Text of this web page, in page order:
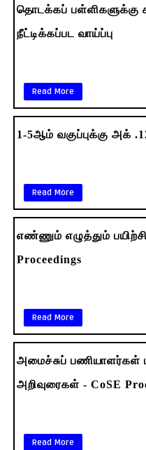
தொடக்கப் பள்ளிகளுக்கு
நீட்டிக்கப்பட வாய்ப்பு
Read More
1-5ஆம் வகுப்புக்கு அக்
Read More
எண்ணும் எழுத்தும்
Proceedings
Read More
அமைச்சுப் பணியாளர்கள்
அறிவுரைகள் - CoSE
Read More